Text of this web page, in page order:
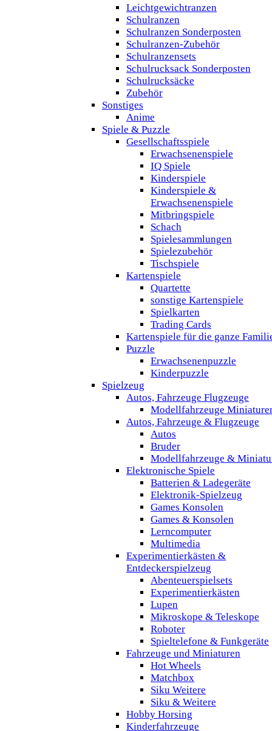
Leichtgewichtranzen
Schulranzen
Schulranzen Sonderposten
Schulranzen-Zubehör
Schulranzensets
Schulrucksack Sonderposten
Schulrucksäcke
Zubehör
Sonstiges
Anime
Spiele & Puzzle
Gesellschaftsspiele
Erwachsenenspiele
IQ Spiele
Kinderspiele
Kinderspiele &
Erwachsenenspiele
Mitbringspiele
Schach
Spielesammlungen
Spielezubehör
Tischspiele
Kartenspiele
Quartette
sonstige Kartenspiele
Spielkarten
Trading Cards
Kartenspiele für die ganze
Puzzle
Erwachsenenpuzzle
Kinderpuzzle
Spielzeug
Autos, Fahrzeuge Flugzeuge
Modellfahrzeuge
Autos, Fahrzeuge & Flugzeuge
Autos
Bruder
Modellfahrzeuge &
Elektronische Spiele
Batterien & Ladegeräte
Elektronik-Spielzeug
Games Konsolen
Games & Konsolen
Lerncomputer
Multimedia
Experimentierkästen &
Entdeckerspielzeug
Abenteuerspielsets
Experimentierkästen
Lupen
Mikroskope & Teleskope
Roboter
Spieltelefone & Funkgeräte
Fahrzeuge und Miniaturen
Hot Wheels
Matchbox
Siku Weitere
Siku & Weitere
Hobby Horsing
Kinderfahrzeuge